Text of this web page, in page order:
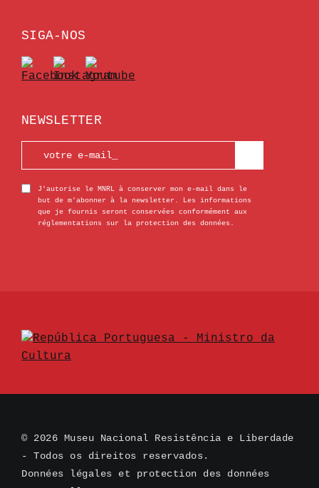
SIGA-NOS
NEWSLETTER
J'autorise le MNRL à conserver mon e-mail dans le
but de m'abonner à la newsletter. Les informations
que je fournis seront conservées conformément aux
réglementations sur la protection des données.
© 2026 Museu Nacional Resistência e Liberdade
- Todos os direitos reservados.
Données légales et protection des données